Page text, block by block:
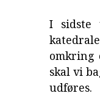
I sidste
omkring
skal vi
udføres.